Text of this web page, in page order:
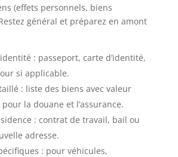
(effets personnels, biens
général et préparez en amont
: passeport, carte d’identité,
si applicable.
: liste des biens avec valeur
la douane et l’assurance.
: contrat de travail, bail ou
adresse.
: pour véhicules,